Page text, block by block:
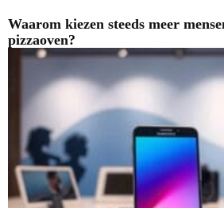
Waarom kiezen steeds meer
pizzaoven?